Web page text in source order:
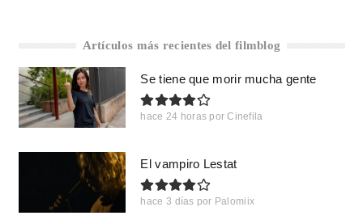
Artículos más recientes del filmblog
Se tiene que morir mucha gente
hace 24 horas por Cinefila
El vampiro Lestat
hace 3 días por Palomiix